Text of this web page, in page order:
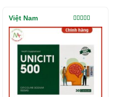
Được xếp
hạng5.00
Việt Nam